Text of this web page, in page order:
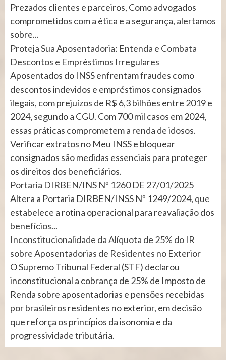
Prezados clientes e parceiros, Como advogados
comprometidos com a ética e a segurança, alertamos
sobre...
Proteja Sua Aposentadoria: Entenda e Combata
Descontos e Empréstimos Irregulares
Aposentados do INSS enfrentam fraudes como
descontos indevidos e empréstimos consignados
ilegais, com prejuízos de R$ 6,3 bilhões entre 2019 e
2024, segundo a CGU. Com 700 mil casos em 2024,
essas práticas comprometem a renda de idosos.
Verificar extratos no Meu INSS e bloquear
consignados são medidas essenciais para proteger
os direitos dos beneficiários.
Portaria DIRBEN/INS Nº 1260 DE 27/01/2025
Altera a Portaria DIRBEN/INSS Nº 1249/2024, que
estabelece a rotina operacional para reavaliação dos
benefícios...
Inconstitucionalidade da Alíquota de 25% do IR
sobre Aposentadorias de Residentes no Exterior
O Supremo Tribunal Federal (STF) declarou
inconstitucional a cobrança de 25% de Imposto de
Renda sobre aposentadorias e pensões recebidas
por brasileiros residentes no exterior, em decisão
que reforça os princípios da isonomia e da
progressividade tributária.